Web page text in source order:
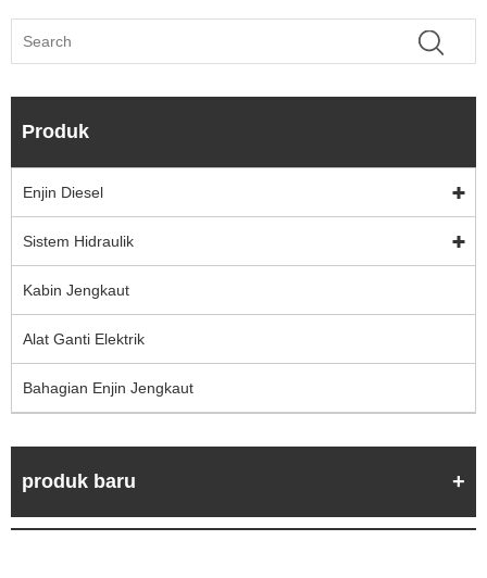
Produk
Enjin Diesel
Sistem Hidraulik
Kabin Jengkaut
Alat Ganti Elektrik
Bahagian Enjin Jengkaut
produk baru